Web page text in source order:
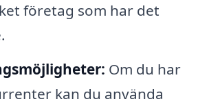
företag som har det
Om du har
kan du använda